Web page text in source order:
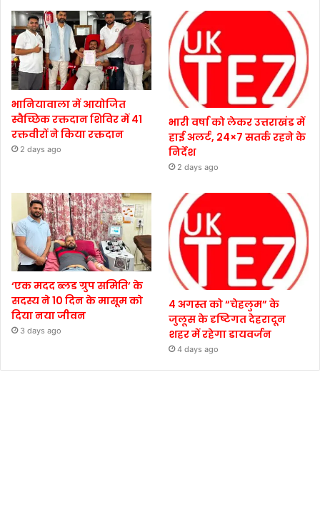
भानियावाला में आयोजित
स्वैच्छिक रक्तदान शिविर में 41
रक्तवीरों ने किया रक्तदान
2 days ago
भारी वर्षा को लेकर उत्तराखंड में
हाई अलर्ट, 24×7 सतर्क रहने के
निर्देश
2 days ago
‘एक मदद ब्लड ग्रुप समिति’ के
सदस्य ने 10 दिन के मासूम को
दिया नया जीवन
3 days ago
4 अगस्त को “चेहलुम” के
जुलूस के दृष्टिगत देहरादून
शहर में रहेगा डायवर्जन
4 days ago